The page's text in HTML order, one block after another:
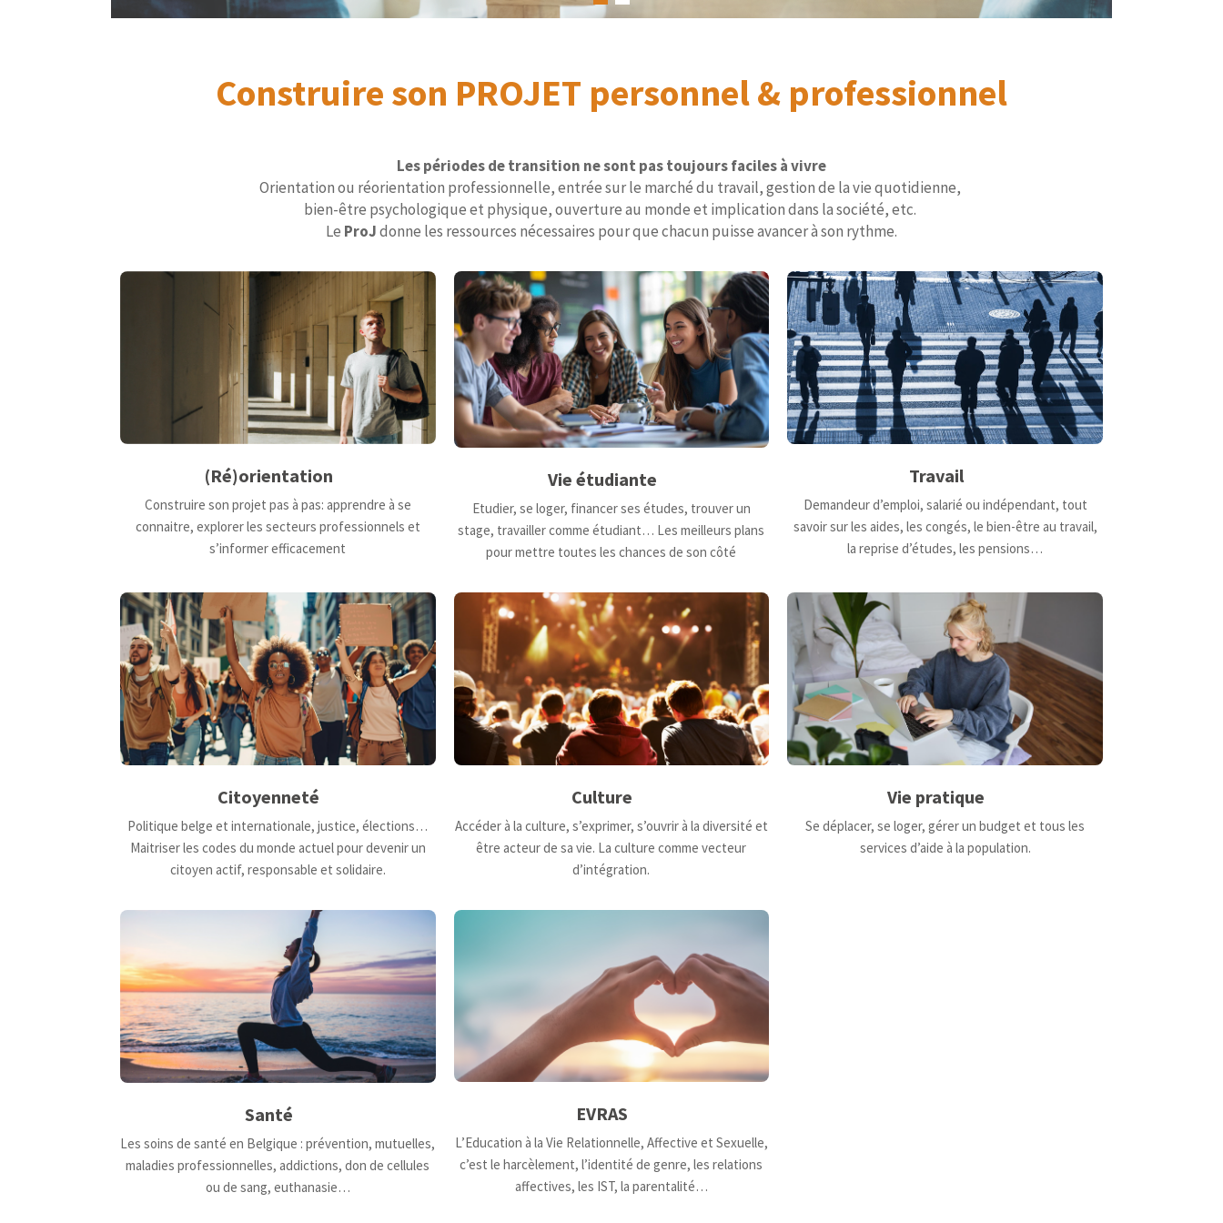
Construire son PROJET personnel & professionnel
Les périodes de transition ne sont pas toujours faciles à vivre
Orientation ou réorientation professionnelle, entrée sur le marché du travail, gestion de la vie quotidienne,
bien-être psychologique et physique, ouverture au monde et implication dans la société, etc.
Le ProJdonne les ressources nécessaires pour que chacun puisse avancer à son rythme.
(Ré)orientation
Construire son projet pas à pas: apprendre à se
connaitre, explorer les secteurs professionnels et
s’informer efficacement
Vie étudiante
Etudier, se loger, financer ses études, trouver un
stage, travailler comme étudiant… Les meilleurs plans
pour mettre toutes les chances de son côté
Travail
Demandeur d’emploi, salarié ou indépendant, tout
savoir sur les aides, les congés, le bien-être au travail,
la reprise d’études, les pensions…
Citoyenneté
Politique belge et internationale, justice, élections…
Maitriser les codes du monde actuel pour devenir un
citoyen actif, responsable et solidaire.
Culture
Accéder à la culture, s’exprimer, s’ouvrir à la diversité et
être acteur de sa vie. La culture comme vecteur
d’intégration.
Vie pratique
Se déplacer, se loger, gérer un budget et tous les
services d’aide à la population.
Santé
Les soins de santé en Belgique : prévention, mutuelles,
maladies professionnelles, addictions, don de cellules
ou de sang, euthanasie…
EVRAS
L’Education à la Vie Relationnelle, Affective et Sexuelle,
c’est le harcèlement, l’identité de genre, les relations
affectives, les IST, la parentalité…